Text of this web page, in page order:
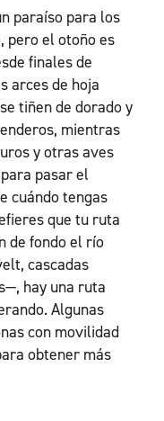
paraíso para los
pero el otoño es
finales de
arces de hoja
tiñen de dorado y
mientras
y otras aves
pasar el
cuándo tengas
que tu ruta
de fondo el río
cascadas
hay una ruta
Algunas
con movilidad
obtener más